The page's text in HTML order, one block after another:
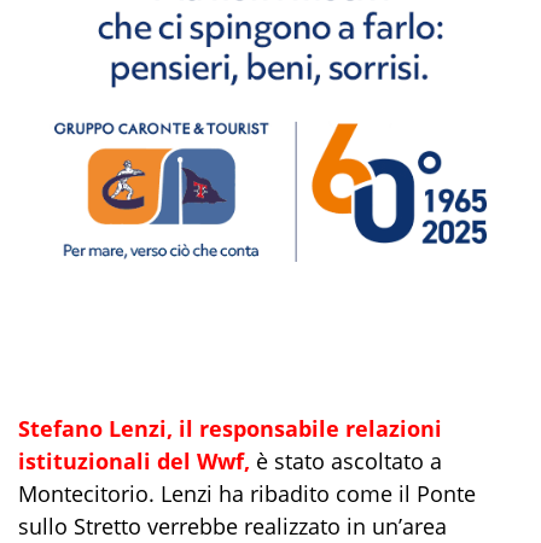
Stefano Lenzi, il responsabile relazioni
istituzionali del Wwf, è stato ascoltato a
Montecitorio. Lenzi ha ribadito come il Ponte
sullo Stretto verrebbe realizzato in un’area